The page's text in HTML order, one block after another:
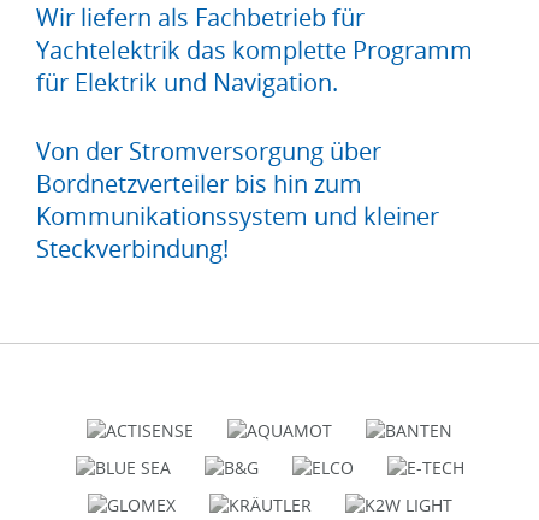
Wir liefern als Fachbetrieb für
Yachtelektrik das komplette Programm
für Elektrik und Navigation.
Von der Stromversorgung über
Bordnetzverteiler bis hin zum
Kommunikationssystem und kleiner
Steckverbindung!